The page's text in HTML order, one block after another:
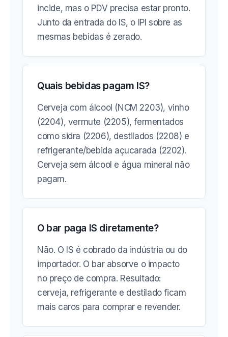
incide, mas o PDV precisa estar pronto.
Junto da entrada do IS, o IPI sobre as
mesmas bebidas é zerado.
Quais bebidas pagam IS?
Cerveja com álcool (NCM 2203), vinho
(2204), vermute (2205), fermentados
como sidra (2206), destilados (2208) e
refrigerante/bebida açucarada (2202).
Cerveja sem álcool e água mineral não
pagam.
O bar paga IS diretamente?
Não. O IS é cobrado da indústria ou do
importador. O bar absorve o impacto
no preço de compra. Resultado:
cerveja, refrigerante e destilado ficam
mais caros para comprar e revender.